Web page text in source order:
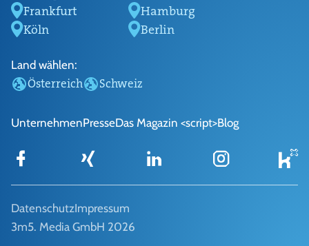
Frankfurt
Hamburg
Köln
Berlin
Land wählen:
Österreich Schweiz
UnternehmenPresseDas Magazin <script>Blog
DatenschutzImpressum
3m5. Media GmbH 2026